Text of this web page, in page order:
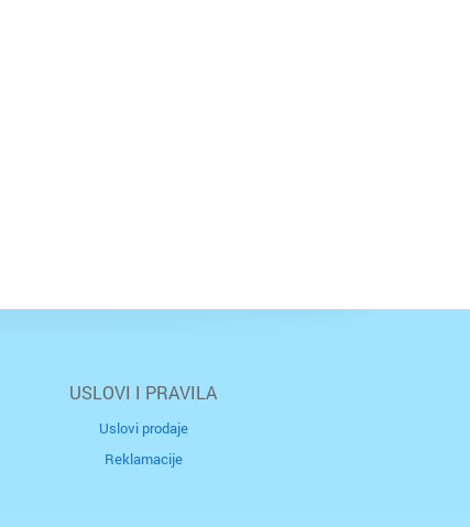
USLOVI I PRAVILA
Uslovi prodaje
Reklamacije